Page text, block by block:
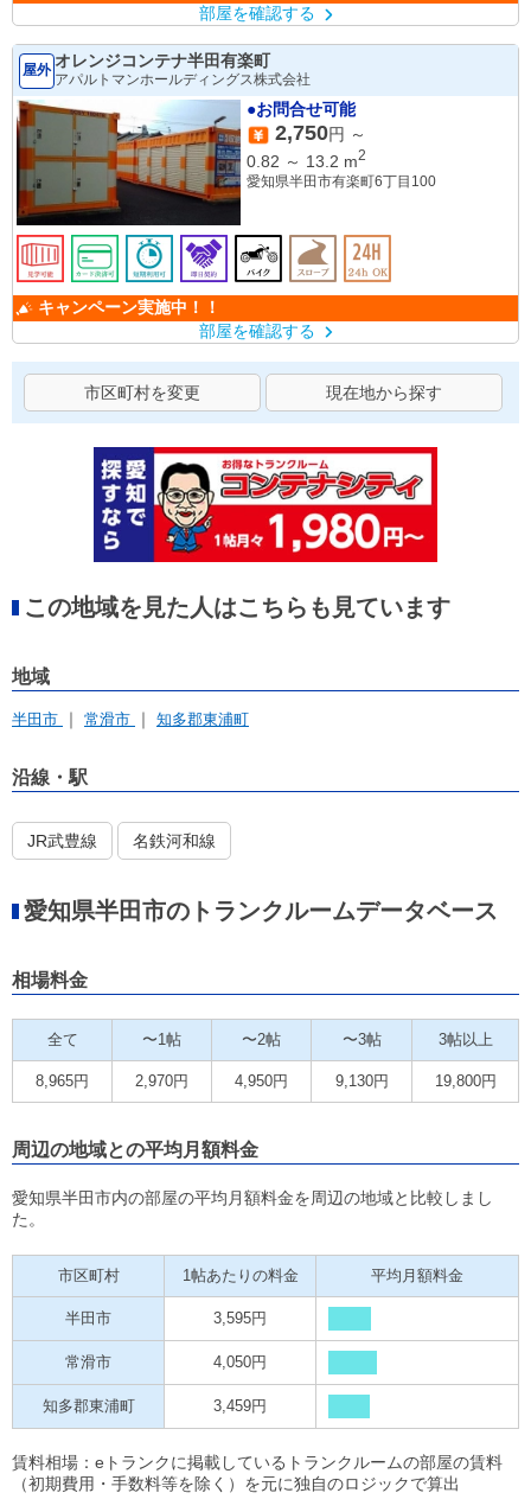
部屋を確認する
屋外 オレンジコンテナ半田有楽町
アパルトマンホールディングス株式会社
●お問合せ可能
2,750円 ～
0.82 ～ 13.2 m2
愛知県半田市有楽町6丁目100
キャンペーン実施中！！
部屋を確認する
市区町村を変更 現在地から探す
この地域を見た人はこちらも見ています
地域
半田市 常滑市 知多郡東浦町
沿線・駅
JR武豊線 名鉄河和線
愛知県半田市のトランクルームデータベース
相場料金
全て 〜1帖 〜2帖 〜3帖 3帖以上
8,965円 2,970円 4,950円 9,130円 19,800円
周辺の地域との平均月額料金
愛知県半田市内の部屋の平均月額料金を周辺の地域と比較しまし
た。
市区町村 1帖あたりの料金 平均月額料金
半田市 3,595円
常滑市 4,050円
知多郡東浦町 3,459円
賃料相場：eトランクに掲載しているトランクルームの部屋の賃料
（初期費用・手数料等を除く）を元に独自のロジックで算出